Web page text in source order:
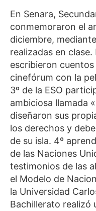
En Senara,
conmemoraron el
diciembre,
realizadas en clase.
escribieron
cinefórum con la
3º de la ESO
ambiciosa llamada
diseñaron sus
los derechos y
de su isla. 4º
de las Naciones
testimonios de las
el Modelo de
la Universidad
Bachillerato realizó